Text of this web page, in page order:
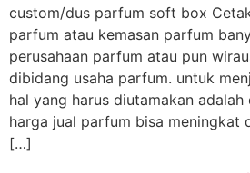
custom/dus parfum soft box
parfum atau kemasan parfum
perusahaan parfum atau pun
dibidang usaha parfum. untuk
hal yang harus diutamakan
harga jual parfum bisa meningkat
[…]